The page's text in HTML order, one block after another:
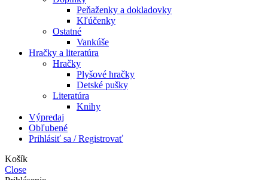
Peňaženky a dokladovky
Kľúčenky
Ostatné
Vankúše
Hračky a literatúra
Hračky
Plyšové hračky
Detské pušky
Literatúra
Knihy
Výpredaj
Obľubené
Prihlásiť sa / Registrovať
Košík
Close